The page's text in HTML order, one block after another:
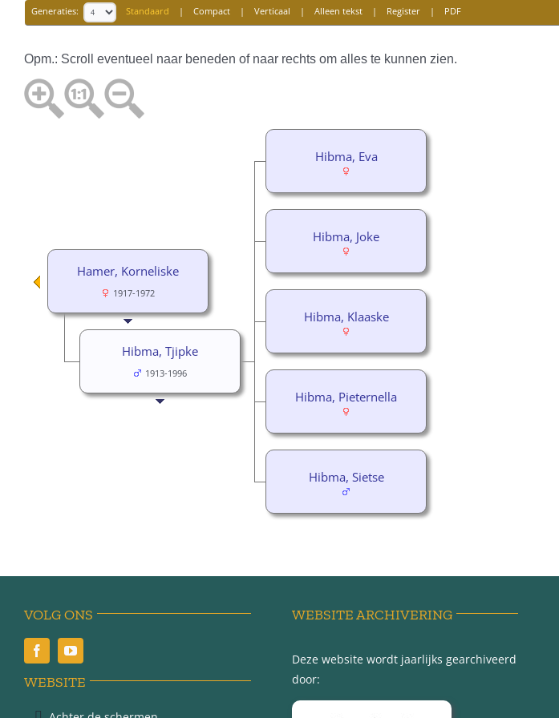
Generaties: Standaard | Compact| Verticaal | Alleen tekst| Register| PDF
Opm.: Scroll eventueel naar beneden of naar rechts om alles te kunnen zien.
Hibma, Eva
Hibma, Joke
Hibma, Klaaske
Hibma, Pieternella
Hibma, Sietse
Hamer, Korneliske
1917-1972
Hibma, Tjipke
1913-1996
VOLG ONS
WEBSITE
WEBSITE ARCHIVERING
Deze website wordt jaarlijks gearchiveerd
door: